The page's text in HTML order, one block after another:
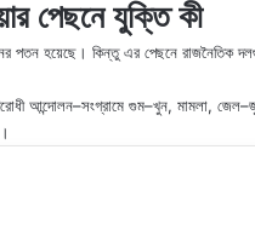
পেছনে যুক্তি কী
হয়েছে। কিন্তু এর পেছনে রাজনৈতিক
আন্দোলন–সংগ্রামে গুম–খুন, মামলা,